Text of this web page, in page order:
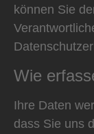
können Sie
Wie
Ihre Daten
dass Sie uns